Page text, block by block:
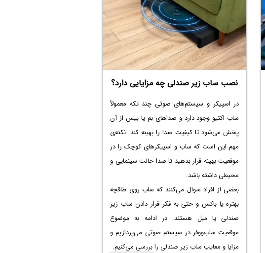
نگهداری نیاز پیدا کنند. در این مواقع، استفاده از
خدمات تخصصی تعمیرات لپ‌تاپ توسط مراکز
معتبر می‌تواند کارایی دستگاه شما را تضمین کند.
از معتبرترین این مجموعه ها می توان به خدمات
تعمیر لپ تاپ لنوو مگابایت سیستم اشاره کرد که
با ارائه خدمات تخصصی و مشاوره رایگان، انتخابی
مطمئن برای رفع نیازهای کاربران این برند هستند.
نصب ساب زیر صندلی چه مزایایی دارد؟
در اسپیکر و سیستم‌های صوتی چند تکه معمولاً
ساب اکتیووجود دارد و صداهای بم یا بیس از آن
پخش می‌شود تا کیفیت صدا را بهینه کند. نکته‌ی
مهم این است که ساب و اسپیکرهای کوچک را در
موقعیت بهینه قرار بدهید تا صدا حالت سینمایی و
محیطی داشته باشد.
بعضی از افراد سوال می‌کنند که ساب روی طاقچه
بهتره یا باکس و حتی به فکر قرار دادن ساب زیر
صندلییا مبل هستند. در ادامه به موضوع
موقعیت ساب‌ووفر در سیستم صوتی می‌پردازیم و
مزایا و معایب ساب زیر صندلیرا بررسی می‌کنیم.